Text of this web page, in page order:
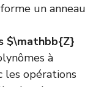
un anneau
$\mathbb{Z}
à
les opérations